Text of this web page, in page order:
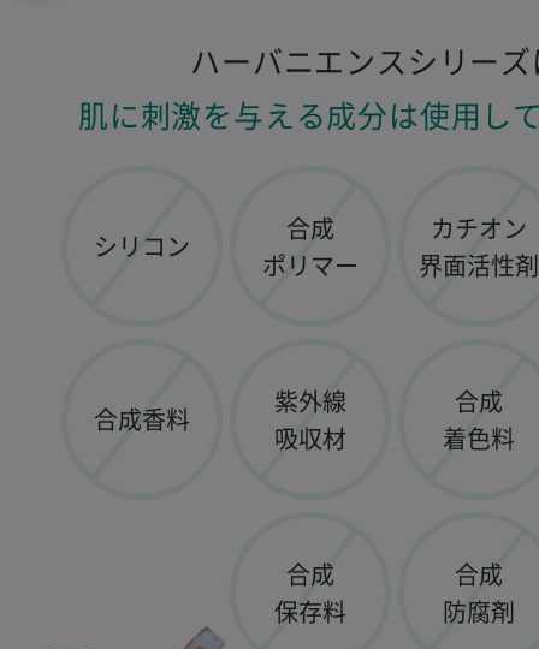
ハーバニエンスシリーズ
肌に刺激を与える成分は使用し
シリコン
合成
ポリマー
カチオン
界面活性剤
合成香料
紫外線
吸収材
合成
着色料
合成
保存料
合成
防腐剤